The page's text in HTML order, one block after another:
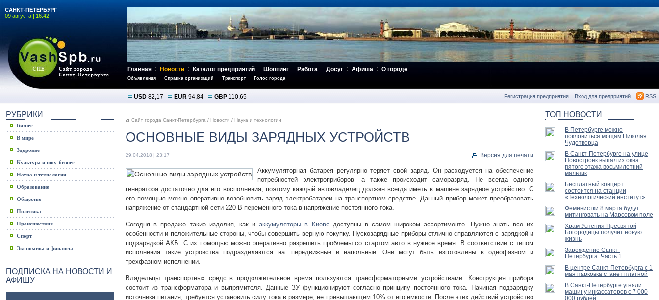
САНКТ-ПЕТЕРБУРГ
09 августа | 16:42
Главная Новости Каталог предприятий Шоппинг Работа Досуг Афиша О городе
Объявления Справка организаций Транспорт Голос города
USD 82,17 EUR 94,84 GBP 110,65 Регистрация предприятия Вход для предприятий RSS
РУБРИКИ
Бизнес
В мире
Здоровье
Культура и шоу-бизнес
Наука и технологии
Образование
Общество
Политика
Происшествия
Спорт
Экономика и финансы
ПОДПИСКА НА НОВОСТИ И
АФИШУ
Сайт города Санкт-Петербурга / Новости / Наука и технологии
ОСНОВНЫЕ ВИДЫ ЗАРЯДНЫХ УСТРОЙСТВ
29.04.2018 | 23:17 Версия для печати
Аккумуляторная батарея регулярно теряет свой заряд. Он расходуется на обеспечение
потребностей электроприборов, а также происходит саморазряд. Не всегда одного
генератора достаточно для его восполнения, поэтому каждый автовладелец должен всегда иметь в машине зарядное устройство. С
его помощью можно оперативно возобновить заряд электробатареи на транспортном средстве. Данный прибор может преобразовать
напряжение от стандартной сети 220 В переменного тока в напряжение постоянного тока.
Сегодня в продаже такие изделия, как иаккумуляторы в Киеведоступны в самом широком ассортименте. Нужно знать все их
особенности и положительные стороны, чтобы совершить верную покупку. Пускозарядные приборы отлично справляются с зарядкой и
подзарядкой АКБ. С их помощью можно оперативно разрешить проблемы со стартом авто в нужное время. В соответствии с типом
исполнения такие устройства подразделяются на: передвижные и напольные. Они могут быть изготовлены в однофазном и
трехфазном исполнении.
Владельцы транспортных средств продолжительное время пользуются трансформаторными устройствами. Конструкция прибора
состоит из трансформатора и выпрямителя. Данные ЗУ функционируют согласно принципу постоянного тока. Начиная подзарядку
источника питания, требуется установить силу тока в размере, не превышающем 10% от его емкости. После этих действий устройство
ТОП НОВОСТИ
В Петербурге можно
поклониться мощам Николая
Чудотворца
В Санкт-Петербурге на улице
Новостроек выпал из окна
пятого этажа восьмилетний
мальчик
Бесплатный концерт
состоится на станции
«Технологический институт»
Феминистки 8 марта будут
митинговать на Марсовом поле
Храм Успения Пресвятой
Богородицы получит новую
жизнь
Зарождение Санкт-
Петербурга. Часть 1
В центре Санкт-Петербурга с 1
мая парковка станет платной
В Санкт-Петербурге угнали
машину инкассаторов с 7 000
000 рублей